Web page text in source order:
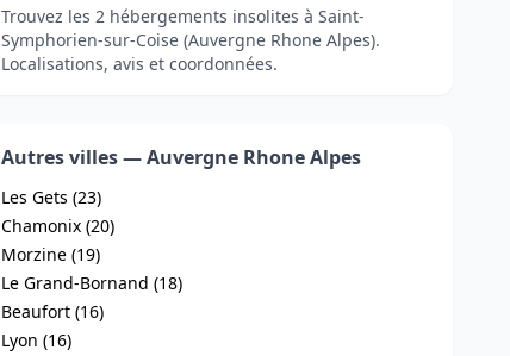
Trouvez les 2 hébergements insolites à Saint-
Symphorien-sur-Coise (Auvergne Rhone Alpes).
Localisations, avis et coordonnées.
Autres villes — Auvergne Rhone Alpes
Les Gets (23)
Chamonix (20)
Morzine (19)
Le Grand-Bornand (18)
Beaufort (16)
Lyon (16)